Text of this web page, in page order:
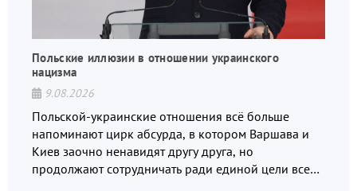
Польские иллюзии в отношении украинского
нацизма
9.08.2026
Польской-украинские отношения всё больше
напоминают цирк абсурда, в котором Варшава и
Киев заочно ненавидят другу друга, но
продолжают сотрудничать ради единой цели всех